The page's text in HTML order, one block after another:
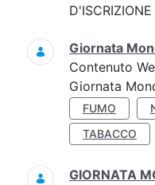
D'ISCRIZIONE
Giornata
Contenuto
Giornata
FUMO
TABACCO
GIORNATA